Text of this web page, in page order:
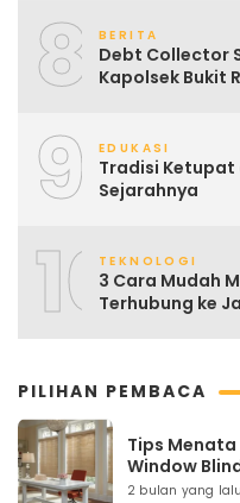
8 BERITA
Debt Collector
Kapolsek Bukit
9 EDUKASI
Tradisi Ketupat
Sejarahnya
10TEKNOLOGI
3 Cara Mudah
Terhubung ke
PILIHAN PEMBACA
Tips
Window
2 bulan yang lalu